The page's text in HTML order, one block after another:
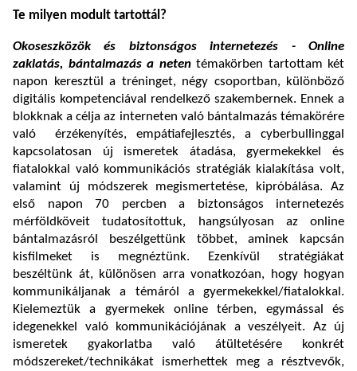
Te milyen modult tartottál?
Okoseszközök és biztonságos internetezés - Online
zaklatás, bántalmazás a neten témakörben tartottam két
napon keresztül a tréninget, négy csoportban, különböző
digitális kompetenciával rendelkező szakembernek. Ennek a
blokknak a célja az interneten való bántalmazás témakörére
való érzékenyítés, empátiafejlesztés, a cyberbullinggal
kapcsolatosan új ismeretek átadása, gyermekekkel és
fiatalokkal való kommunikációs stratégiák kialakítása volt,
valamint új módszerek megismertetése, kipróbálása. Az
első napon 70 percben a biztonságos internetezés
mérföldköveit tudatosítottuk, hangsúlyosan az online
bántalmazásról beszélgettünk többet, aminek kapcsán
kisfilmeket is megnéztünk. Ezenkívül stratégiákat
beszéltünk át, különösen arra vonatkozóan, hogy hogyan
kommunikáljanak a témáról a gyermekekkel/fiatalokkal.
Kielemeztük a gyermekek online térben, egymással és
idegenekkel való kommunikációjának a veszélyeit. Az új
ismeretek gyakorlatba való átültetésére konkrét
módszereket/technikákat ismerhettek meg a résztvevők,